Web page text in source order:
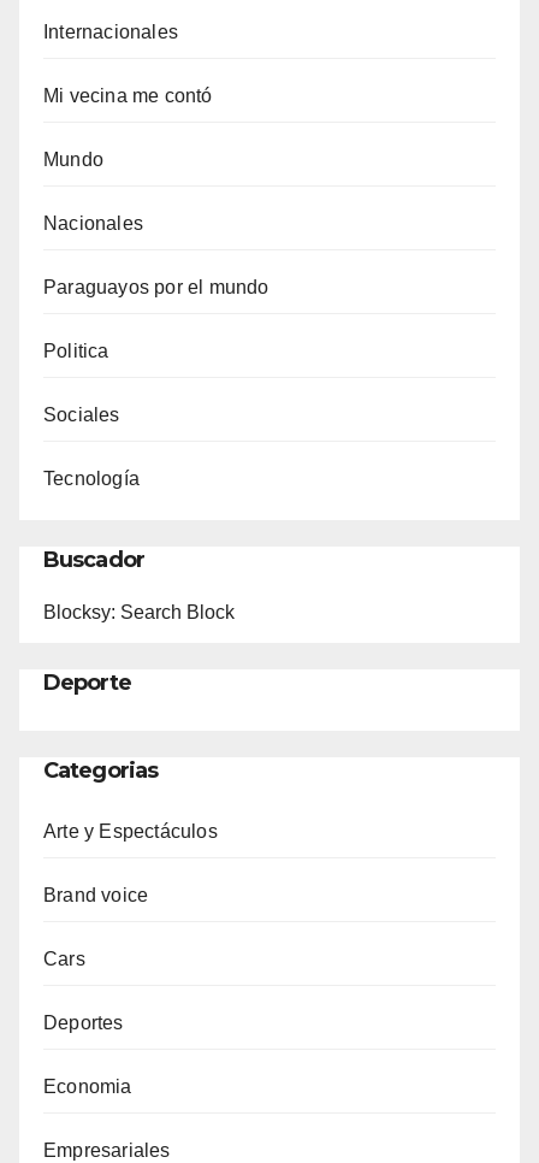
Internacionales
Mi vecina me contó
Mundo
Nacionales
Paraguayos por el mundo
Politica
Sociales
Tecnología
Buscador
Blocksy: Search Block
Deporte
Categorias
Arte y Espectáculos
Brand voice
Cars
Deportes
Economia
Empresariales